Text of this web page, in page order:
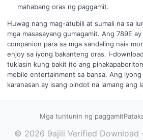
mahabang oras ng paggamit.
Huwag nang mag-atubili at sumali na sa
mga masasayang gumagamit. Ang 789E
companion para sa mga sandaling nais
enjoy sa iyong bakanteng oras. I-
tuklasin kung bakit ito ang
mobile entertainment sa bansa. Ang
karanasan ay isang pindot na lamang ang
Mga tuntunin ng paggamit
© 2026 9ajili Verified Download